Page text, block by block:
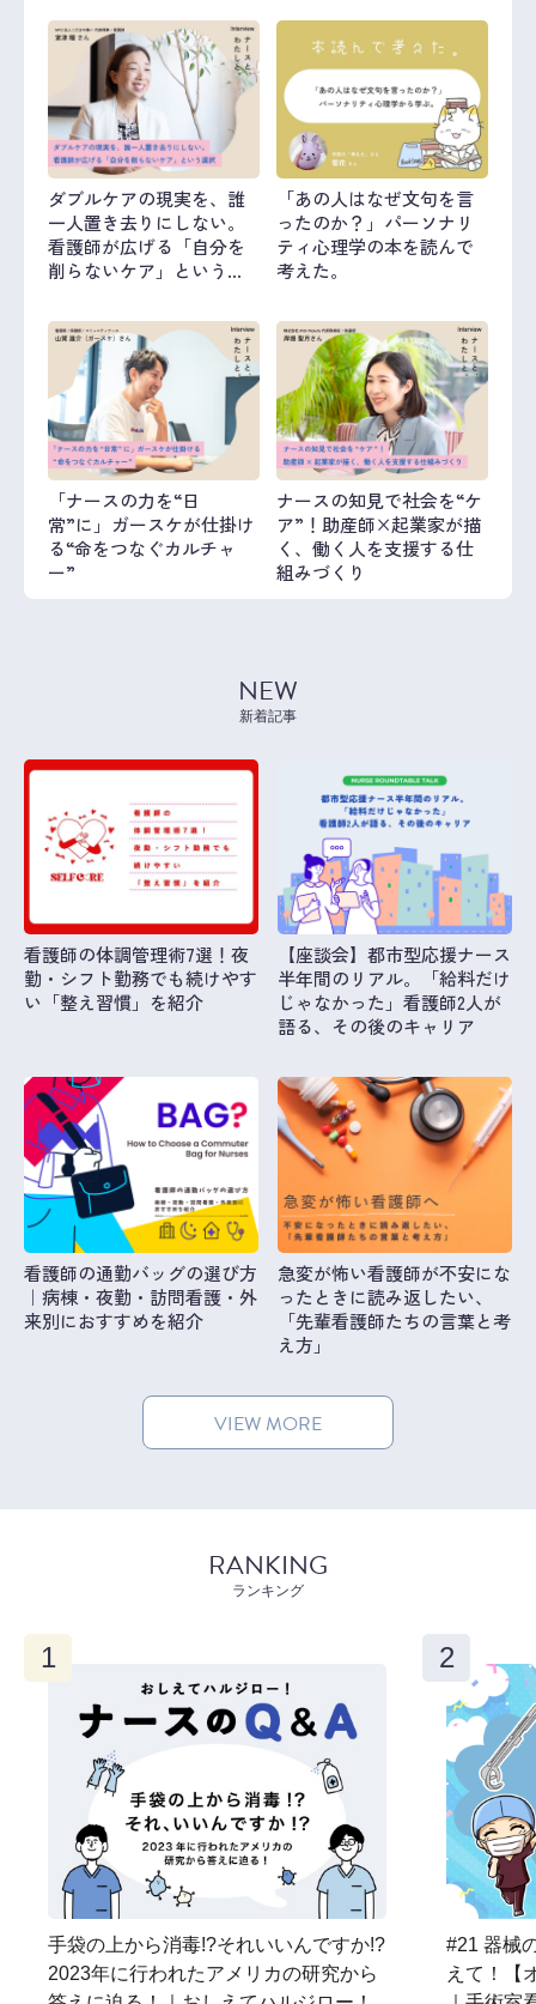
ダブルケアの現実を、誰
一人置き去りにしない。
看護師が広げる「自分を
削らないケア」という選
「あの人はなぜ文句を言
ったのか？」パーソナリ
ティ心理学の本を読んで
考えた。
「ナースの力を“日
常”に」ガースケが仕掛け
る“命をつなぐカルチャ
ー”
ナースの知見で社会を“ケ
ア”！助産師×起業家が描
く、働く人を支援する仕
組みづくり
NEW
新着記事
看護師の体調管理術7選！夜
勤・シフト勤務でも続けやす
い「整え習慣」を紹介
【座談会】都市型応援ナース
半年間のリアル。「給料だけ
じゃなかった」看護師2人が
語る、その後のキャリア
看護師の通勤バッグの選び方
｜病棟・夜勤・訪問看護・外
来別におすすめを紹介
急変が怖い看護師が不安にな
ったときに読み返したい、
「先輩看護師たちの言葉と考
え方」
VIEW MORE
RANKING
ランキング
手袋の上から消毒!?それいいんですか!?
2023年に行われたアメリカの研究から
#21 器械
えて！【